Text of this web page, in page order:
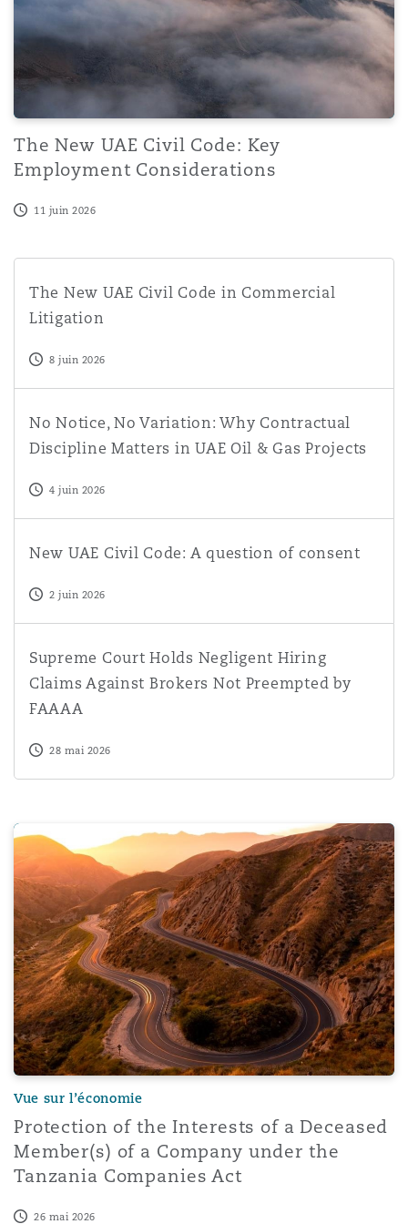
The New UAE Civil Code: Key
Employment Considerations
11 juin 2026
The New UAE Civil Code in Commercial
Litigation
8 juin 2026
No Notice, No Variation: Why Contractual
Discipline Matters in UAE Oil & Gas Projects
4 juin 2026
New UAE Civil Code: A question of consent
2 juin 2026
Supreme Court Holds Negligent Hiring
Claims Against Brokers Not Preempted by
FAAAA
28 mai 2026
Protection of the Interests of a Deceased Member(s) of
Vue sur l’économie
Protection of the Interests of a Deceased
Member(s) of a Company under the
Tanzania Companies Act
26 mai 2026